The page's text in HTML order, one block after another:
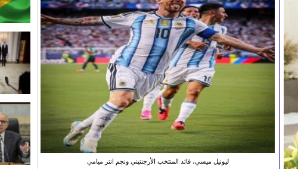
ليونيل ميسي، قائد المنتخب الأرجنتيني ونجم انتر ميامي